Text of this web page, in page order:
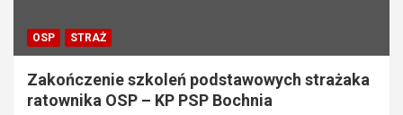
OSP STRAŻ
Zakończenie szkoleń podstawowych strażaka
ratownika OSP – KP PSP Bochnia